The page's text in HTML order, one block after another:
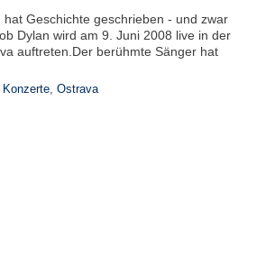
hat Geschichte geschrieben - und zwar
Dylan wird am 9. Juni 2008 live in der
auftreten.Der berühmte Sänger hat
Konzerte, Ostrava